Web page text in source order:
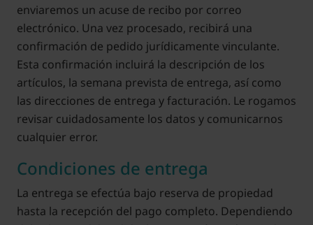
enviaremos un acuse de recibo por correo
electrónico. Una vez procesado, recibirá una
confirmación de pedido jurídicamente vinculante.
Esta confirmación incluirá la descripción de los
artículos, la semana prevista de entrega, así como
las direcciones de entrega y facturación. Le rogamos
revisar cuidadosamente los datos y comunicarnos
cualquier error.
Condiciones de entrega
La entrega se efectúa bajo reserva de propiedad
hasta la recepción del pago completo. Dependiendo